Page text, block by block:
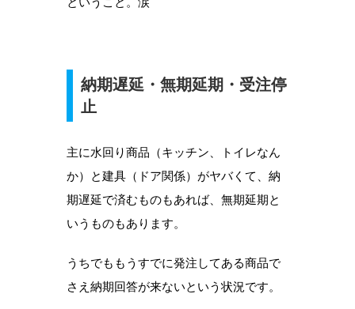
納期遅延・無期延期・受注停
止
主に水回り商品（キッチン、トイレなん
か）と建具（ドア関係）がヤバくて、納
期遅延で済むものもあれば、無期延期と
いうものもあります。
うちでももうすでに発注してある商品で
さえ納期回答が来ないという状況です。